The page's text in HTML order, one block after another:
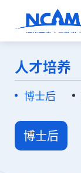
人才培养
博士后
博士后